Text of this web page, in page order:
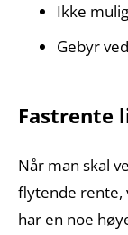
Ikke
Gebyr
Fastrente
Når man skal
flytende rente,
har en noe